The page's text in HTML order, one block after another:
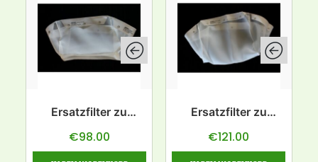
Ersatzfilter zu
Ölfilter 38L
€98.00
Ersatzfilter zu
Ölfilter 57L
€121.00